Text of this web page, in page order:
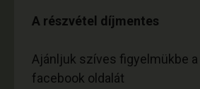
A részvétel díjmentes
Ajánljuk szíves figyelmükbe a
facebook oldalát